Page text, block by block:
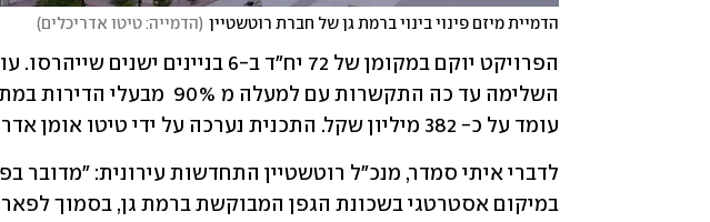
הדמיית מיזם פינוי בינוי ברמת גן של חברת רוטשטיין (הדמייה: טיטו אדריכלים)
עומד על כ- 382 מיליון שקל. התכנית נערכה על ידי טיטו אומן אדריכלים.